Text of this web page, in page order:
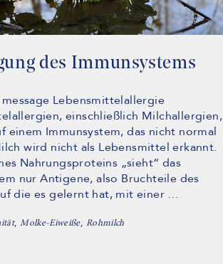
des Immunsystems
message Lebensmittelallergie
einschließlich Milchallergien,
einem Immunsystem, das nicht normal
wird nicht als Lebensmittel erkannt.
Nahrungsproteins „sieht“ das
nur Antigene, also Bruchteile des
die es gelernt hat, mit einer …
,Molke-Eiweiße,Rohmilch